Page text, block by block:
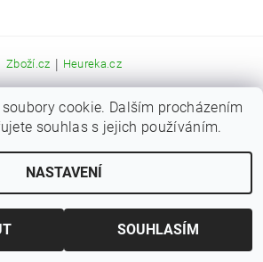
Zboží.cz | Heureka.cz
práva vyhrazena Upravit nastavení cookies
Vytvořil Shoptet
cookie. Dalším procházením
souhlas s jejich používáním.
NASTAVENÍ
SOUHLASÍM